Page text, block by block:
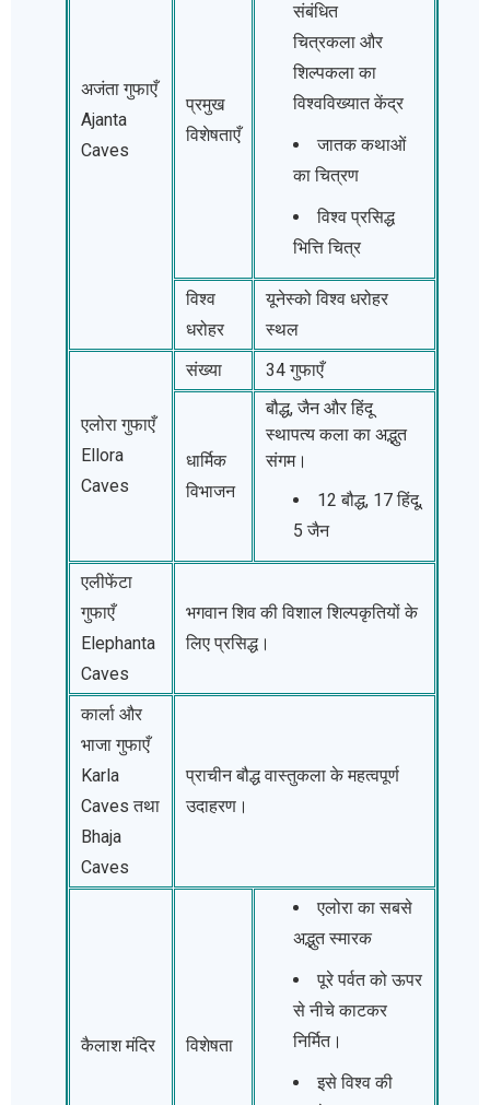
अजंता गुफाएँ
Ajanta
Caves
प्रमुख
विशेषताएँ
संबंधित
चित्रकला और
शिल्पकला का
विश्वविख्यात केंद्र
जातक कथाओं
का चित्रण
विश्व प्रसिद्ध
भित्ति चित्र
विश्व
धरोहर
यूनेस्को विश्व धरोहर
स्थल
एलोरा गुफाएँ
Ellora
Caves
संख्या 34 गुफाएँ
धार्मिक
विभाजन
बौद्ध, जैन और हिंदू
स्थापत्य कला का अद्भुत
संगम।
12 बौद्ध, 17 हिंदू,
5 जैन
एलीफेंटा
गुफाएँ
Elephanta
Caves
भगवान शिव की विशाल शिल्पकृतियों के
लिए प्रसिद्ध।
कार्ला और
भाजा गुफाएँ
Karla
Caves तथा
Bhaja
Caves
प्राचीन बौद्ध वास्तुकला के महत्वपूर्ण
उदाहरण।
कैलाश मंदिर विशेषता
एलोरा का सबसे
अद्भुत स्मारक
पूरे पर्वत को ऊपर
से नीचे काटकर
निर्मित।
इसे विश्व की